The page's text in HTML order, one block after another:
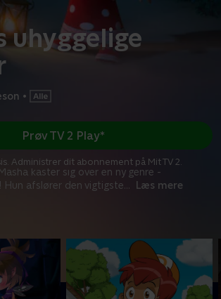
uhyggelige
•
kaster sig over en ny genre -
Hun afslører den vigtigste... Læs mere
Prøv TV 2 Play*
Administrer dit abonnement på Mit TV 2.